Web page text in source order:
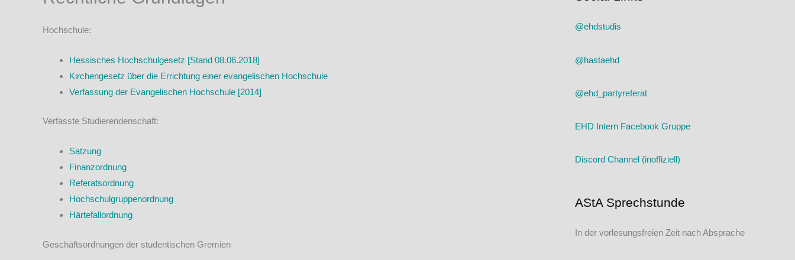
Hochschule:
Hessisches Hochschulgesetz [Stand 08.06.2018]
Kirchengesetz über die Errichtung einer evangelischen Hochschule
Verfassung der Evangelischen Hochschule [2014]
Verfasste Studierendenschaft:
Satzung
Finanzordnung
Referatsordnung
Hochschulgruppenordnung
Härtefallordnung
Geschäftsordnungen der studentischen Gremien
@ehdstudis
@hastaehd
@ehd_partyreferat
EHD Intern Facebook Gruppe
Discord Channel (inoffiziell)
AStA Sprechstunde
In der vorlesungsfreien Zeit nach Absprache